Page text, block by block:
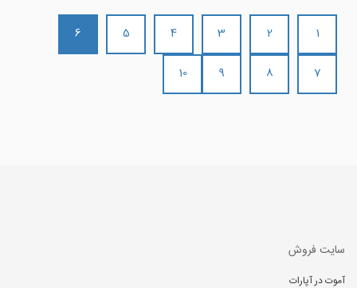
1
2
3
4
5
6
7
8
9
10
سایت فروش
آموت در آپارات